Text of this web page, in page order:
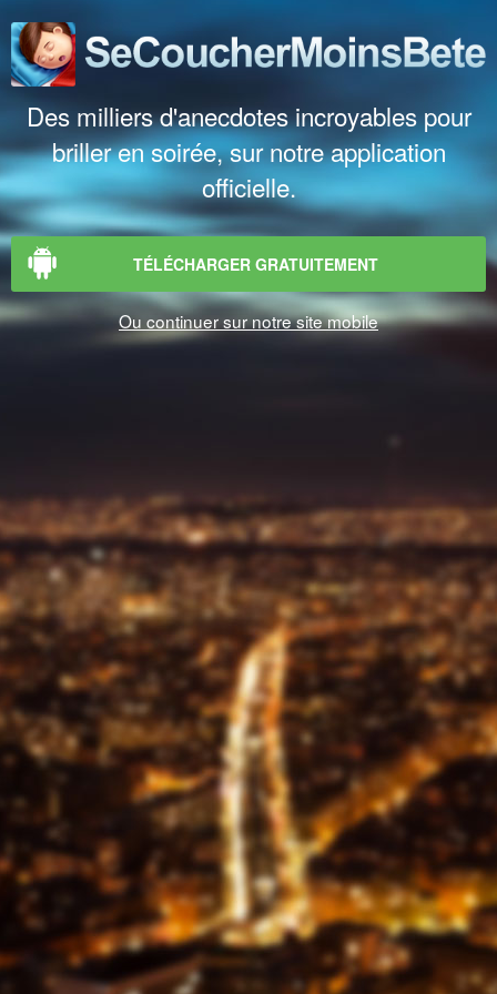
Des milliers d'anecdotes incroyables pour
briller en soirée, sur notre application
officielle.
TÉLÉCHARGER GRATUITEMENT
Ou continuer sur notre site mobile